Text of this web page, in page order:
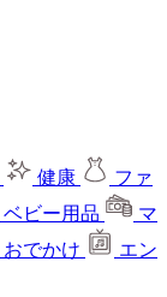
健康
ファ
ベビー用品
マ
おでかけ
エン